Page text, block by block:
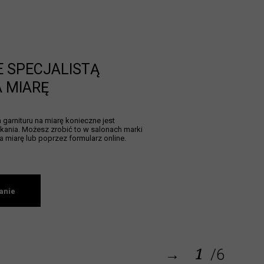
SPECJALISTĄ
MIARĘ
na miarę konieczne jest
Możesz zrobić to w salonach marki
miarę lub poprzez formularz online.
1 /6
→